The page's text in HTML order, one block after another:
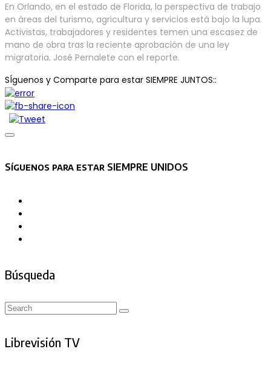
En Orlando, en el estado de Florida, la perspectiva de trabajo
en áreas del turismo, agricultura y servicios está bajo la lupa.
Activistas, trabajadores y residentes temen una escasez de
mano de obra tras la reciente aprobación de una ley
migratoria. José Pernalete con el reporte.
SÍguenos y Comparte para estar SIEMPRE JUNTOS::
Asides
Síguenos para estar SIEMPRE UNIDOS
Búsqueda
Search
Search
Librevisión TV